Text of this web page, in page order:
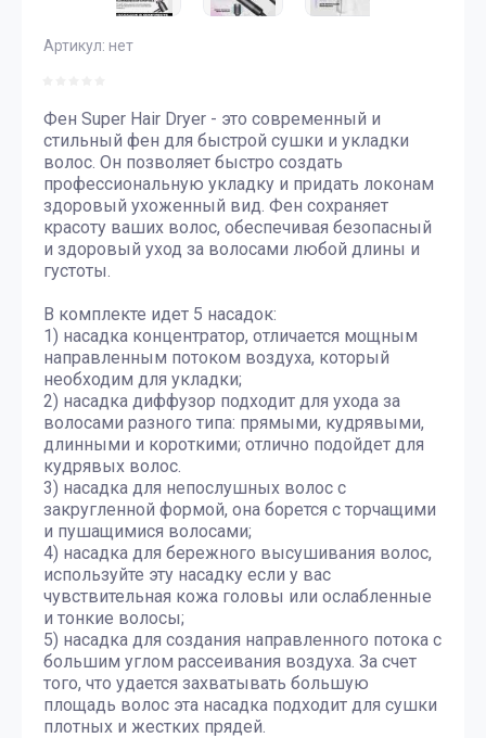
Артикул: нет
Фен Super Hair Dryer - это современный и
стильный фен для быстрой сушки и укладки
волос. Он позволяет быстро создать
профессиональную укладку и придать локонам
здоровый ухоженный вид. Фен сохраняет
красоту ваших волос, обеспечивая безопасный
и здоровый уход за волосами любой длины и
густоты.
В комплекте идет 5 насадок:
1) насадка концентратор, отличается мощным
направленным потоком воздуха, который
необходим для укладки;
2) насадка диффузор подходит для ухода за
волосами разного типа: прямыми, кудрявыми,
длинными и короткими; отлично подойдет для
кудрявых волос.
3) насадка для непослушных волос с
закругленной формой, она борется с торчащими
и пушащимися волосами;
4) насадка для бережного высушивания волос,
используйте эту насадку если у вас
чувствительная кожа головы или ослабленные
и тонкие волосы;
5) насадка для создания направленного потока с
большим углом рассеивания воздуха. За счет
того, что удается захватывать большую
площадь волос эта насадка подходит для сушки
плотных и жестких прядей.